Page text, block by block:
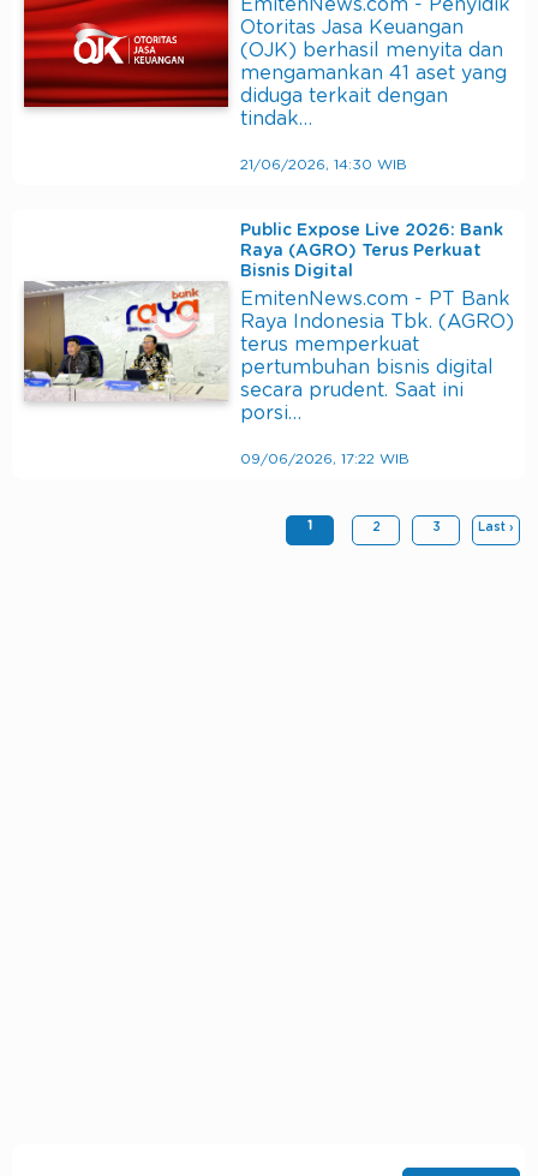
EmitenNews.com - Penyidik
Otoritas Jasa Keuangan
(OJK) berhasil menyita dan
mengamankan 41 aset yang
diduga terkait dengan
tindak…
21/06/2026, 14:30 WIB
Public Expose Live 2026: Bank
Raya (AGRO) Terus Perkuat
Bisnis Digital
EmitenNews.com - PT Bank
Raya Indonesia Tbk. (AGRO)
terus memperkuat
pertumbuhan bisnis digital
secara prudent. Saat ini
porsi…
09/06/2026, 17:22 WIB
1 2 3 Last ›